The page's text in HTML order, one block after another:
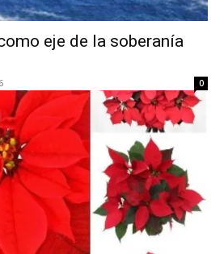
eje de la soberanía
0